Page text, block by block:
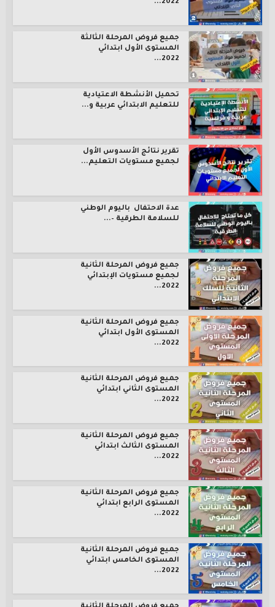
2022...
جميع فروض المرحلة الثالثة
المستوى الأول ابتدائي
2022...
تحميل الأنشطة الاعتيادية
للتعليم الابتدائي عربية و...
تقرير نتائج الأسدوس الأول
لجميع مستويات التعليم...
عدة الاحتفال باليوم الوطني
للسلامة الطرقية –...
جميع فروض المرحلة الثانية
لجميع مستويات الإبتدائي
2022...
جميع فروض المرحلة الثانية
المستوى الأول ابتدائي
2022...
جميع فروض المرحلة الثانية
المستوى الثاني ابتدائي
2022...
جميع فروض المرحلة الثانية
المستوى الثالث ابتدائي
2022...
جميع فروض المرحلة الثانية
المستوى الرابع ابتدائي
2022...
جميع فروض المرحلة الثانية
المستوى الخامس ابتدائي
2022...